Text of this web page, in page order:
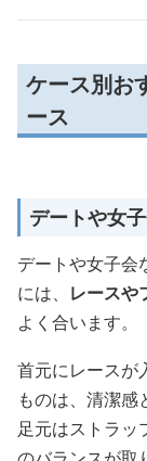
ケース別お
ース
デートや女
デートや女子会
には、 レースや
よく合います。
首元にレースが
ものは、清潔感
足元はストラッ